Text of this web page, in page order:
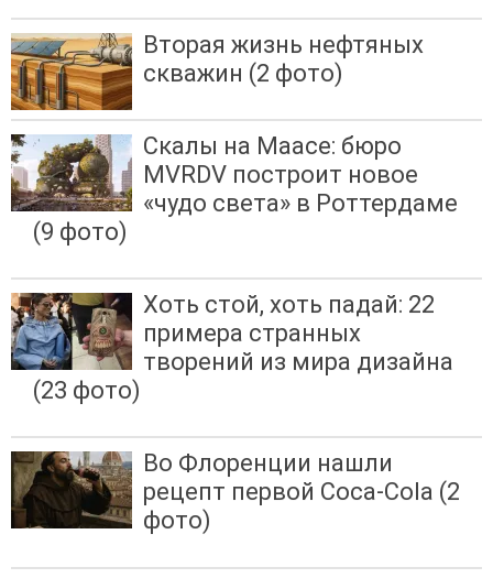
Вторая жизнь нефтяных
скважин (2 фото)
Скалы на Маасе: бюро
MVRDV построит новое
«чудо света» в Роттердаме
(9 фото)
Хоть стой, хоть падай: 22
примера странных
творений из мира дизайна
(23 фото)
Во Флоренции нашли
рецепт первой Coca-Cola (2
фото)